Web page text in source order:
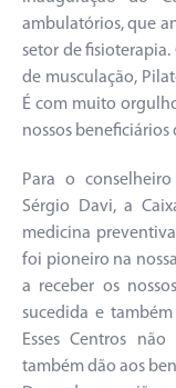
ambulatórios, que
setor de
de musculação,
É com muito
nossos beneficiários
Para o
Sérgio Davi, a
medicina
foi pioneiro na
a receber os
sucedida e
Esses Centros
também dão aos